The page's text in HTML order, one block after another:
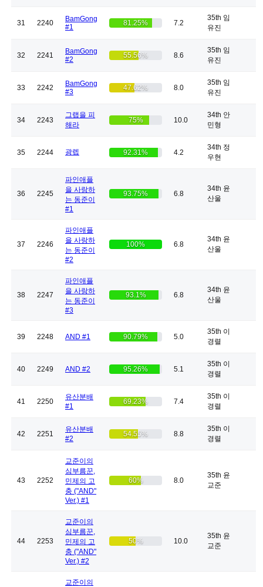
31 2240
BamGong
#1
81.25% 7.2
35th 임
유진
32 2241
BamGong
#2
55.56% 8.6
35th 임
유진
33 2242
BamGong
#3
47.62% 8.0
35th 임
유진
34 2243
그랩을 피
해라
75% 10.0
34th 안
민형
35 2244 광렙 92.31% 4.2
34th 정
우현
36 2245
파인애플
을 사랑하
는 동준이
#1
93.75% 6.8
34th 윤
산울
37 2246
파인애플
을 사랑하
는 동준이
#2
100% 6.8
34th 윤
산울
38 2247
파인애플
을 사랑하
는 동준이
#3
93.1% 6.8
34th 윤
산울
39 2248 AND #1 90.79% 5.0
35th 이
경렬
40 2249 AND #2 95.26% 5.1
35th 이
경렬
41 2250
유산분배
#1
69.23% 7.4
35th 이
경렬
42 2251
유산분배
#2
54.55% 8.8
35th 이
경렬
43 2252
교준이의
심부름꾼,
민제의 고
충 ("AND"
Ver.) #1
60% 8.0
35th 윤
교준
44 2253
교준이의
심부름꾼,
민제의 고
충 ("AND"
Ver.) #2
50% 10.0
35th 윤
교준
교준이의